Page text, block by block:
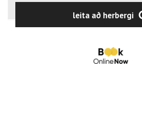
Fullorðnir: 3leita að herbergi